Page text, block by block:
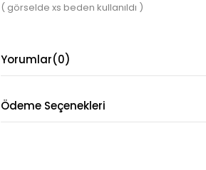
( görselde xs beden kullanıldı )
Yorumlar(0)
Ödeme Seçenekleri